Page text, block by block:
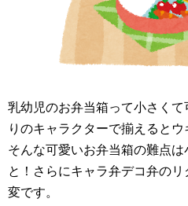
乳幼児のお弁当箱って小さく
りのキャラクターで揃えると
そんな可愛いお弁当箱の難点は
と！さらにキャラ弁デコ弁の
変です。